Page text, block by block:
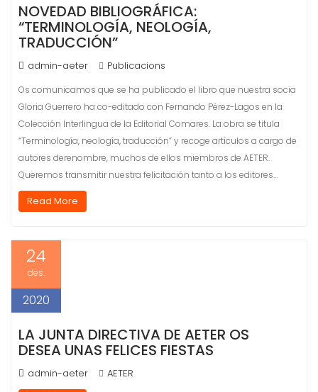
NOVEDAD BIBLIOGRÁFICA:
“TERMINOLOGÍA, NEOLOGÍA,
TRADUCCIÓN”
admin-aeter Publicacions
Os comunicamos que se ha publicado el libro que nuestra socia
Gloria Guerrero ha co-editado con Fernando Pérez-Lagos en la
Colección Interlingua de la Editorial Comares. La obra se titula
“Terminología, neología, traducción” y recoge artículos a cargo de
autores derenombre, muchos de ellos miembros de AETER.
Queremos transmitir nuestra felicitación tanto a los editores…
Read More
24
des.
2020
LA JUNTA DIRECTIVA DE AETER OS
DESEA UNAS FELICES FIESTAS
admin-aeter
AETER